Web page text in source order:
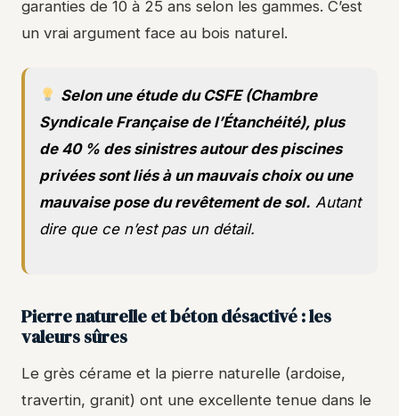
garanties de 10 à 25 ans selon les gammes. C’est
un vrai argument face au bois naturel.
Selon une étude du CSFE (Chambre
Syndicale Française de l’Étanchéité), plus
de 40 % des sinistres autour des piscines
privées sont liés à un mauvais choix ou une
mauvaise pose du revêtement de sol. Autant
dire que ce n’est pas un détail.
Pierre naturelle et béton désactivé : les
valeurs sûres
Le grès cérame et la pierre naturelle (ardoise,
travertin, granit) ont une excellente tenue dans le